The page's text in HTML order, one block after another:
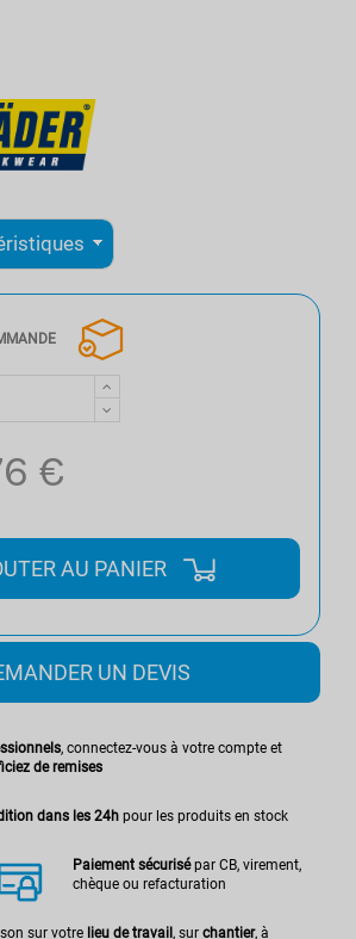
€
AU PANIER
UN DEVIS
, connectez-vous à votre compte et
de remises
dans les 24h pour les produits en stock
Paiement sécurisépar CB, virement,
chèque ou refacturation
sur votre lieu de travail, sur chantier, à